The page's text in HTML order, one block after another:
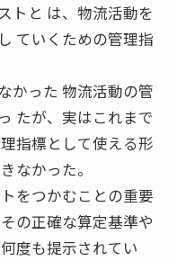
トと は、物流活動を
ていくための管理指
かった 物流活動の管
たが、実はこれまで
指標として使える形
なかった。
をつかむことの重要
の正確な算定基準や
度も提示されてい